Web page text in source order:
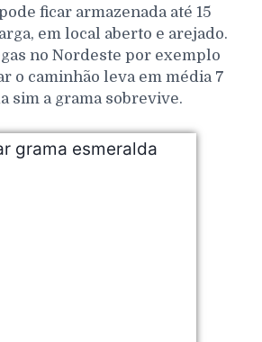
ficar armazenada até 15
em local aberto e arejado.
no Nordeste por exemplo
o caminhão leva em média 7
sim a grama sobrevive.